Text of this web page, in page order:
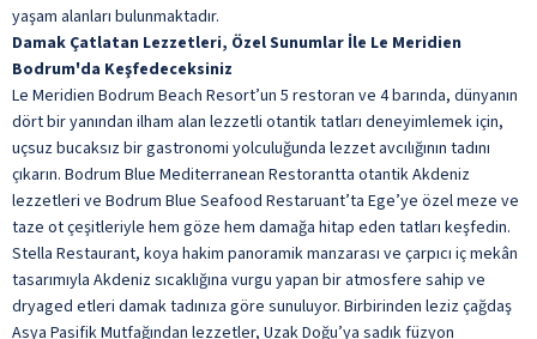
yaşam alanları bulunmaktadır.
Damak Çatlatan Lezzetleri, Özel Sunumlar İle Le Meridien
Bodrum'da Keşfedeceksiniz
Le Meridien Bodrum Beach Resort’un 5 restoran ve 4 barında, dünyanın
dört bir yanından ilham alan lezzetli otantik tatları deneyimlemek için,
uçsuz bucaksız bir gastronomi yolculuğunda lezzet avcılığının tadını
çıkarın. Bodrum Blue Mediterranean Restorantta otantik Akdeniz
lezzetleri ve Bodrum Blue Seafood Restaruant’ta Ege’ye özel meze ve
taze ot çeşitleriyle hem göze hem damağa hitap eden tatları keşfedin.
Stella Restaurant, koya hakim panoramik manzarası ve çarpıcı iç mekân
tasarımıyla Akdeniz sıcaklığına vurgu yapan bir atmosfere sahip ve
dryaged etleri damak tadınıza göre sunuluyor. Birbirinden leziz çağdaş
Asya Pasifik Mutfağından lezzetler, Uzak Doğu’ya sadık füzyon